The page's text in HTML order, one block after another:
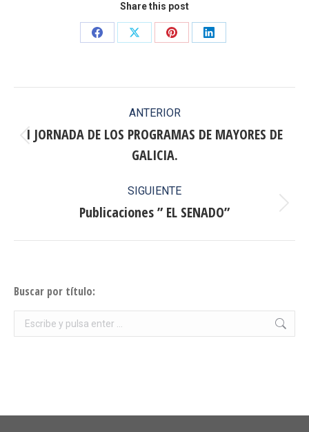
Share this post
Share
Share
Share
Share
entre
publicaciones
ANTERIOR
Publicación
anterior:
I JORNADA DE LOS PROGRAMAS DE MAYORES DE
GALICIA.
SIGUIENTE
Publicación
Publicaciones ” EL SENADO”
Buscar por título:
Buscar: